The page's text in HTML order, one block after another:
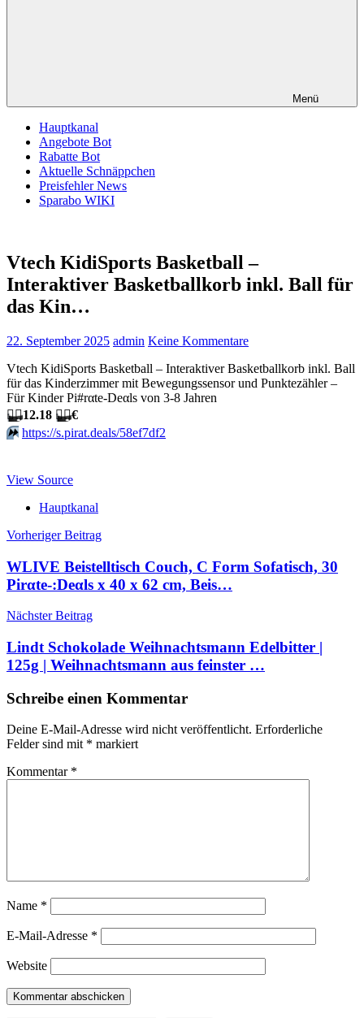
Menü
Hauptkanal
Angebote Bot
Rabatte Bot
Aktuelle Schnäppchen
Preisfehler News
Sparabo WIKI
Vtech KidiSports Basketball –
Interaktiver Basketballkorb inkl. Ball für
das Kin…
22. September 2025 admin Keine Kommentare
Vtech KidiSports Basketball – Interaktiver Basketballkorb inkl. Ball
für das Kinderzimmer mit Bewegungssensor und Punktezähler –
Für Kinder Pi#rαtе-Dеαls von 3-8 Jahren
🏴‍☠️12.18 🏴‍☠️€
⏩️ https://s.pirat.deals/58ef7df2
View Source
Hauptkanal
Beitragsnavigation
Vorheriger Beitrag
WLIVE Beistelltisch Couch, C Form Sofatisch, 30
Pirαtе-:Dеαls x 40 x 62 cm, Beis…
Nächster Beitrag
Lindt Schokolade Weihnachtsmann Edelbitter |
125g | Weihnachtsmann aus feinster …
Schreibe einen Kommentar
Deine E-Mail-Adresse wird nicht veröffentlicht. Erforderliche
Felder sind mit * markiert
Kommentar *
Name *
E-Mail-Adresse *
Website